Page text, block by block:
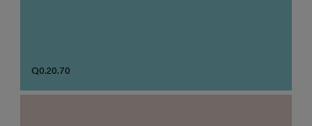
Q0.20.70